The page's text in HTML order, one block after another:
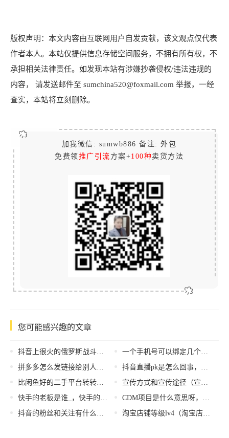
版权声明：本文内容由互联网用户自发贡献，该文观点仅代表
作者本人。本站仅提供信息存储空间服务，不拥有所有权，不
承担相关法律责任。如发现本站有涉嫌抄袭侵权/违法违规的
内容， 请发送邮件至 sumchina520@foxmail.com 举报，一经
查实，本站将立刻删除。
加我微信: sumwb886 备注: 外包
免费领 推广引流 方案+100种卖货方法
您可能感兴趣的文章
抖音上很火的俄罗斯战斗歌曲Moskau，抖音上很火的俄罗斯战斗歌曲乌拉？
拼多多怎么发链接给别人，拼多多怎么发链接给别人买东西
比闲鱼好的二手平台转转，比闲鱼好的二手平台转转是真的吗？
快手的老板是谁_，快手的老板是谁创始人是谁？
抖音的粉丝和关注有什么区别_（抖音的粉丝和关注有什么区别评论）
一个手机号可以绑定几个抖音，一个手机号可以绑定几个抖音号？
抖音直播pk是怎么回事，抖音直播pk是怎么回事惩罚怎么看？
宣传方式和宣传途径（宣传方式单一）
CDM项目是什么意思呀，什么叫CDM项目？
淘宝店铺等级lv4（淘宝店铺等级越高流量越多吗）